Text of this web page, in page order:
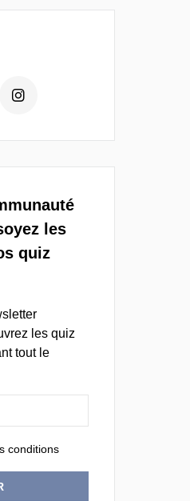
les
quiz
les quiz
tout le
conditions